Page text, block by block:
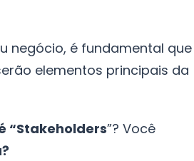
negócio, é fundamental que
elementos principais da
“Stakeholders”? Você